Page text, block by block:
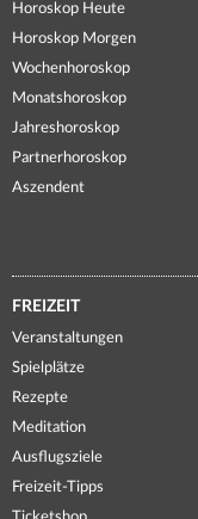
Horoskop Heute
Horoskop Morgen
Wochenhoroskop
Monatshoroskop
Jahreshoroskop
Partnerhoroskop
Aszendent
FREIZEIT
Veranstaltungen
Spielplätze
Rezepte
Meditation
Ausflugsziele
Freizeit-Tipps